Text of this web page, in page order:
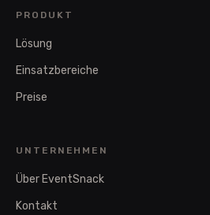
PRODUKT
Lösung
Einsatzbereiche
Preise
UNTERNEHMEN
Über EventSnack
Kontakt